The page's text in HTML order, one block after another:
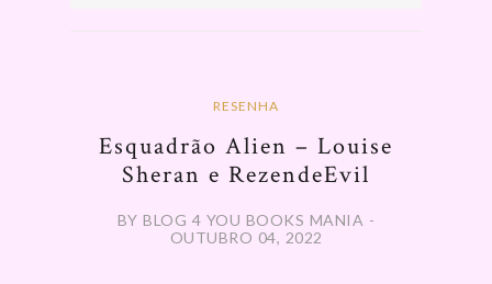
RESENHA
Esquadrão Alien – Louise
Sheran e RezendeEvil
BY BLOG 4 YOU BOOKS MANIA -
OUTUBRO 04, 2022